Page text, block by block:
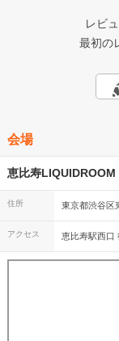
レビ
最初の
会場
恵比寿LIQUIDROOM
住所 東京都渋谷区
アクセス 恵比寿駅西口